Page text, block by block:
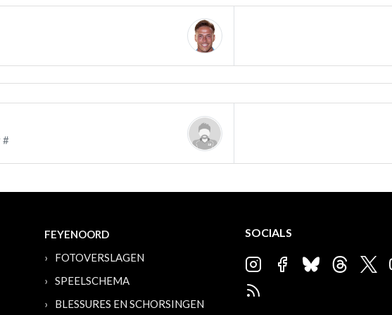
#
FEYENOORD
FOTOVERSLAGEN
SPEELSCHEMA
BLESSURES EN SCHORSINGEN
SOCIALS